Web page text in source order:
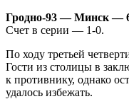
Гродно-93 — Минск —
Счет в серии — 1-0.
По ходу третьей
Гости из столицы в
к противнику, однако
удалось избежать.